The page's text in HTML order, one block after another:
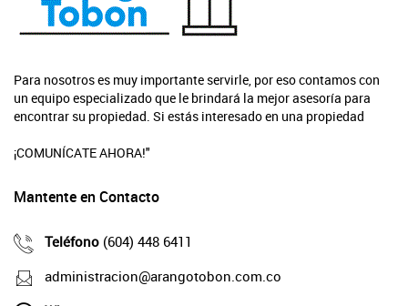
Para nosotros es muy importante servirle, por eso contamos con
un equipo especializado que le brindará la mejor asesoría para
encontrar su propiedad. Si estás interesado en una propiedad
¡COMUNÍCATE AHORA!"
Mantente en Contacto
Teléfono (604) 448 6411
administracion@arangotobon.com.co